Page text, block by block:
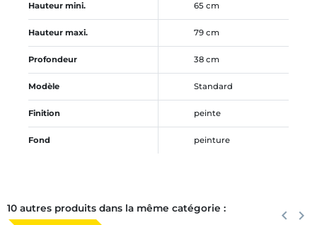
Hauteur mini. 65 cm
Hauteur maxi. 79 cm
Profondeur 38 cm
Modèle Standard
Finition peinte
Fond peinture
10 autres produits dans la même catégorie : keyboard_arrow_left keyboard_arrow_right